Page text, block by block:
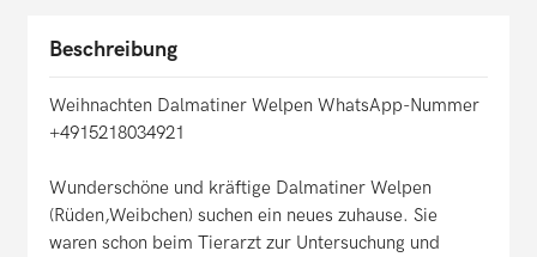
Beschreibung
Weihnachten Dalmatiner Welpen WhatsApp-Nummer
+4915218034921
Wunderschöne und kräftige Dalmatiner Welpen
(Rüden,Weibchen) suchen ein neues zuhause. Sie
waren schon beim Tierarzt zur Untersuchung und